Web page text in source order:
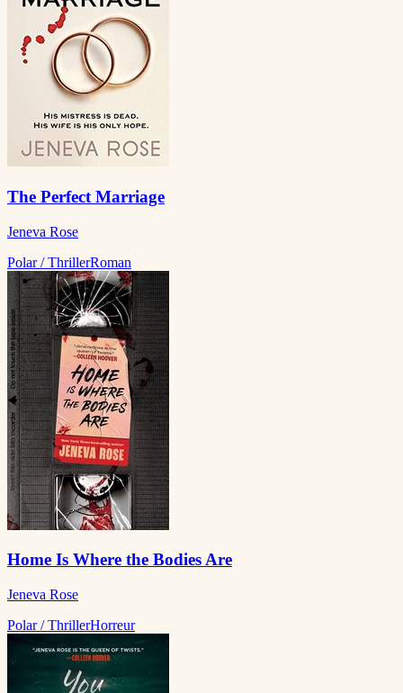
The Perfect Marriage
Jeneva Rose
Polar / ThrillerRoman
Home Is Where the Bodies Are
Jeneva Rose
Polar / ThrillerHorreur